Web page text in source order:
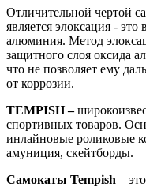
Отличительной чертой
является элоксация -
алюминия. Метод
защитного слоя оксида
что не позволяет ему
от коррозии.
TEMPISH –
спортивных товаров.
инлайновые роликовые
амуниция, скейтборды.
Самокаты Tempish – это